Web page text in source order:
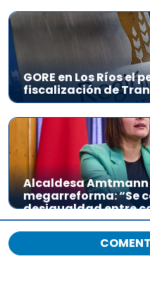
GORE en Los Ríos el
fiscalización de
Alcaldesa
megarreforma: “Se
desigualdad entre